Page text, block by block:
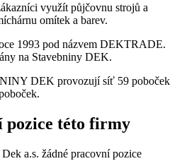
využít půjčovnu strojů a
omítek a barev.
1993 pod názvem DEKTRADE.
na Stavebniny DEK.
DEK provozují síť 59 poboček
této firmy
a.s. žádné pracovní pozice